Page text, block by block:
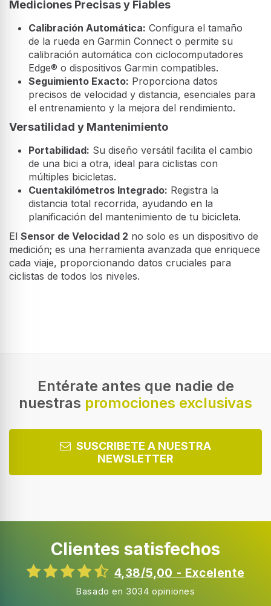
Mediciones Precisas y Fiables
Calibración Automática: Configura el tamaño
de la rueda en Garmin Connect o permite su
calibración automática con ciclocomputadores
Edge® o dispositivos Garmin compatibles.
Seguimiento Exacto: Proporciona datos
precisos de velocidad y distancia, esenciales para
el entrenamiento y la mejora del rendimiento.
Versatilidad y Mantenimiento
Portabilidad: Su diseño versátil facilita el cambio
de una bici a otra, ideal para ciclistas con
múltiples bicicletas.
Cuentakilómetros Integrado: Registra la
distancia total recorrida, ayudando en la
planificación del mantenimiento de tu bicicleta.
El Sensor de Velocidad 2 no solo es un dispositivo de
medición; es una herramienta avanzada que enriquece
cada viaje, proporcionando datos cruciales para
ciclistas de todos los niveles.
Entérate antes que nadie de
nuestras promociones exclusivas
SUSCRIBETE A NUESTRA
NEWSLETTER
Clientes satisfechos
4,38/5,00 - Excelente
Basado en 3034 opiniones